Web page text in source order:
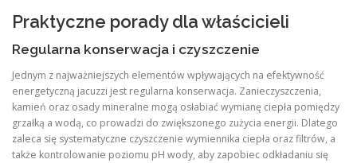
Praktyczne porady dla właścicieli
Regularna konserwacja i czyszczenie
Jednym z najważniejszych elementów wpływających na efektywność
energetyczną jacuzzi jest regularna konserwacja. Zanieczyszczenia,
kamień oraz osady mineralne mogą osłabiać wymianę ciepła pomiędzy
grzałką a wodą, co prowadzi do zwiększonego zużycia energii. Dlatego
zaleca się systematyczne czyszczenie wymiennika ciepła oraz filtrów, a
także kontrolowanie poziomu pH wody, aby zapobiec odkładaniu się